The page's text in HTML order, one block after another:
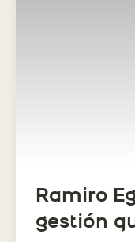
Ramiro
gestión